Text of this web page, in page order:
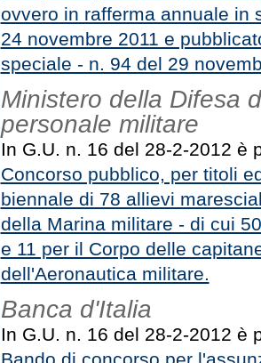
ovvero in rafferma annuale in
24 novembre 2011 e
speciale - n. 94 del 29
Ministero della Difesa
personale militare
In G.U. n. 16 del 28-2-2012 è
Concorso pubblico, per titoli
biennale di 78 allievi
della Marina militare - di cui
e 11 per il Corpo delle
dell'Aeronautica militare.
Banca d'Italia
In G.U. n. 16 del 28-2-2012 è